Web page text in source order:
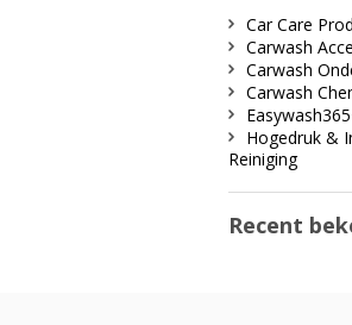
Car Care
Carwash
Carwash
Carwash
Hogedruk &
Reiniging
Recent